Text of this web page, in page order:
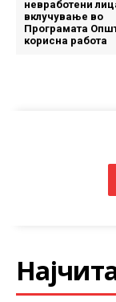
невработени
вклучување во
Програмата
корисна работа